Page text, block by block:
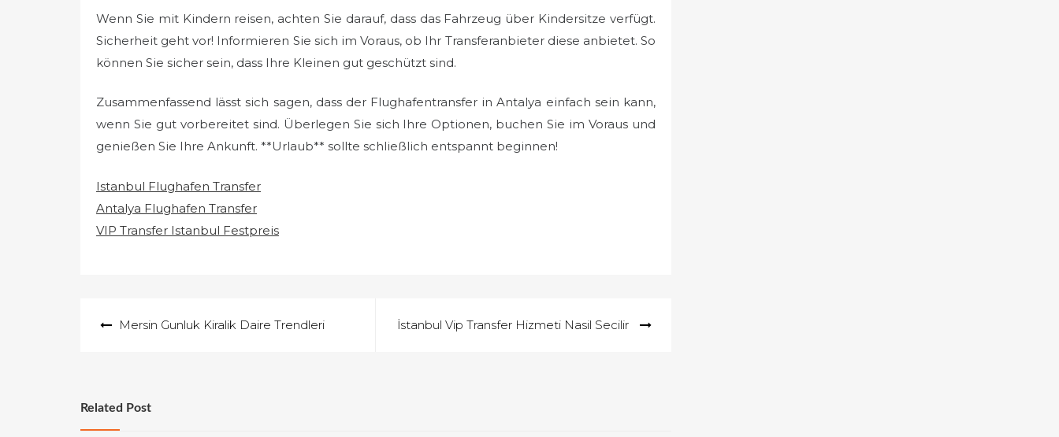
Wenn Sie mit Kindern reisen, achten Sie darauf, dass das Fahrzeug über Kindersitze verfügt.
Sicherheit geht vor! Informieren Sie sich im Voraus, ob Ihr Transferanbieter diese anbietet. So
können Sie sicher sein, dass Ihre Kleinen gut geschützt sind.
Zusammenfassend lässt sich sagen, dass der Flughafentransfer in Antalya einfach sein kann,
wenn Sie gut vorbereitet sind. Überlegen Sie sich Ihre Optionen, buchen Sie im Voraus und
genießen Sie Ihre Ankunft. **Urlaub** sollte schließlich entspannt beginnen!
Istanbul Flughafen Transfer
Antalya Flughafen Transfer
VIP Transfer Istanbul Festpreis
gezinmesi
Mersin Gunluk Kiralik Daire Trendleri İstanbul Vip Transfer Hizmeti Nasil Secilir
Related Post